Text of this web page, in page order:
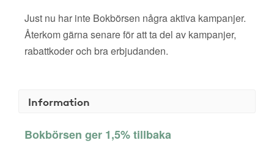
Just nu har inte Bokbörsen några aktiva kampanjer.
Återkom gärna senare för att ta del av kampanjer,
rabattkoder och bra erbjudanden.
Information
Bokbörsen ger 1,5% tillbaka